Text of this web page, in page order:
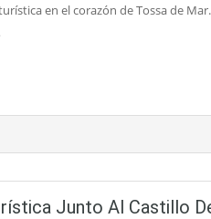
en el corazón de Tossa de
Junto Al Castillo